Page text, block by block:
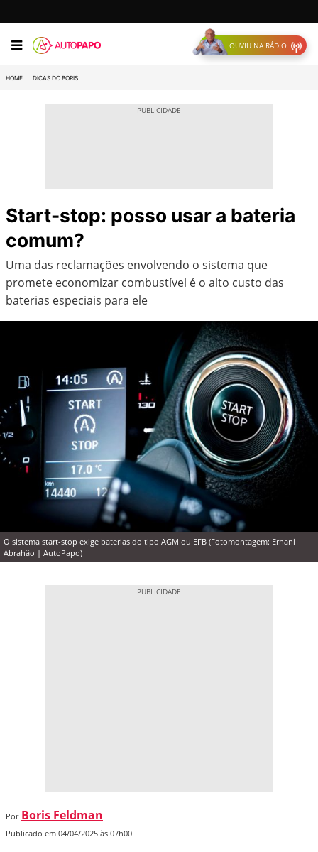
OUVIU NA RÁDIO
HOME DICAS DO BORIS
Start-stop: posso usar a bateria
comum?
Uma das reclamações envolvendo o sistema que
promete economizar combustível é o alto custo das
baterias especiais para ele
O sistema start-stop exige baterias do tipo AGM ou EFB (Fotomontagem: Ernani
Abrahão | AutoPapo)
Por Boris Feldman
Publicado em 04/04/2025 às 07h00